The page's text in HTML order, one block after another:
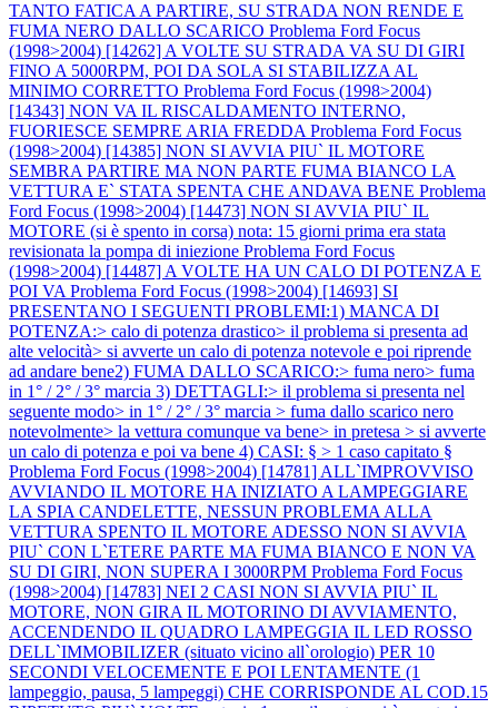
TANTO FATICA A PARTIRE, SU STRADA NON RENDE E
FUMA NERO DALLO SCARICO Problema Ford Focus
(1998>2004) [14262] A VOLTE SU STRADA VA SU DI GIRI
FINO A 5000RPM, POI DA SOLA SI STABILIZZA AL
MINIMO CORRETTO Problema Ford Focus (1998>2004)
[14343] NON VA IL RISCALDAMENTO INTERNO,
FUORIESCE SEMPRE ARIA FREDDA Problema Ford Focus
(1998>2004) [14385] NON SI AVVIA PIU` IL MOTORE
SEMBRA PARTIRE MA NON PARTE FUMA BIANCO LA
VETTURA E` STATA SPENTA CHE ANDAVA BENE Problema
Ford Focus (1998>2004) [14473] NON SI AVVIA PIU` IL
MOTORE (si è spento in corsa) nota: 15 giorni prima era stata
revisionata la pompa di iniezione Problema Ford Focus
(1998>2004) [14487] A VOLTE HA UN CALO DI POTENZA E
POI VA Problema Ford Focus (1998>2004) [14693] SI
PRESENTANO I SEGUENTI PROBLEMI:1) MANCA DI
POTENZA:> calo di potenza drastico> il problema si presenta ad
alte velocità> si avverte un calo di potenza notevole e poi riprende
ad andare bene2) FUMA DALLO SCARICO:> fuma nero> fuma
in 1° / 2° / 3° marcia 3) DETTAGLI:> il problema si presenta nel
seguente modo> in 1° / 2° / 3° marcia > fuma dallo scarico nero
notevolmente> la vettura comunque va bene> in pretesa > si avverte
un calo di potenza e poi va bene 4) CASI: § > 1 caso capitato §
Problema Ford Focus (1998>2004) [14781] ALL`IMPROVVISO
AVVIANDO IL MOTORE HA INIZIATO A LAMPEGGIARE
LA SPIA CANDELETTE, NESSUN PROBLEMA ALLA
VETTURA SPENTO IL MOTORE ADESSO NON SI AVVIA
PIU` CON L`ETERE PARTE MA FUMA BIANCO E NON VA
SU DI GIRI, NON SUPERA I 3000RPM Problema Ford Focus
(1998>2004) [14783] NEI 2 CASI NON SI AVVIA PIU` IL
MOTORE, NON GIRA IL MOTORINO DI AVVIAMENTO,
ACCENDENDO IL QUADRO LAMPEGGIA IL LED ROSSO
DELL`IMMOBILIZER (situato vicino all`orologio) PER 10
SECONDI VELOCEMENTE E POI LENTAMENTE (1
lampeggio, pausa, 5 lampeggi) CHE CORRISPONDE AL COD.15